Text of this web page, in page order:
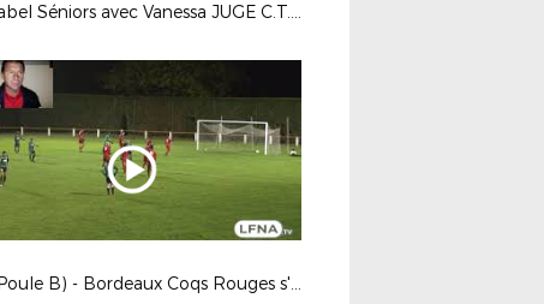
Le Label Séniors avec Vanessa JUGE C.T.R D.A.P LFNA
R2 (Poule B) - Bordeaux Coqs Rouges s'inclinent en terre Charentaise